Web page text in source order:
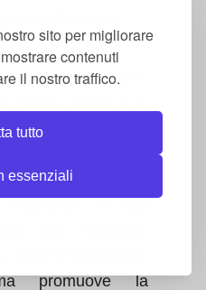
sito per migliorare
contenuti
il nostro traffico.
tutto
essenziali
alla Calma offre
Impara a
tecniche di
per chiunque
promuove la